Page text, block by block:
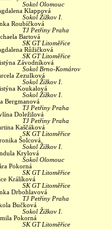
Sokol Olomouc
Klappová
Sokol Žižkov I.
Roubíčková
TJ Petřiny Praha
Bartová
SK GT Litoměřice
Růžičková
SK GT Litoměřice
Závodníková
Sokol Brno-Komárov
Zezulková
Sokol Žižkov I.
Koukalová
Sokol Žižkov I.
Bergmanová
TJ Petřiny Praha
Doležilová
TJ Petřiny Praha
Kaščáková
SK GT Litoměřice
Šolcová
Sokol Žižkov I.
Krylová
Sokol Olomouc
Pokorná
SK GT Litoměřice
Králíková
SK GT Litoměřice
Drbohlavová
TJ Petřiny Praha
Bučková
Sokol Žižkov I.
Pokorná
SK GT Litoměřice